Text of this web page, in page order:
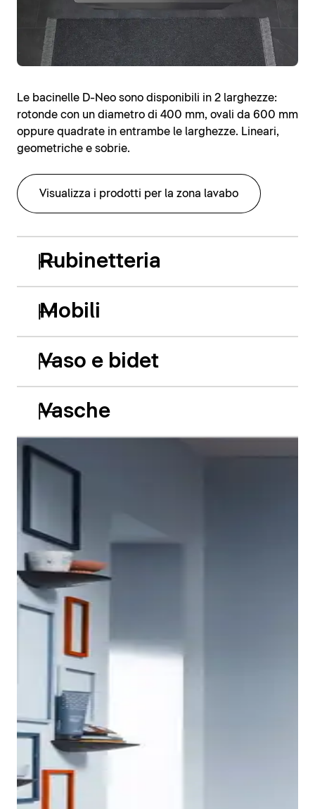
Le bacinelle D-Neo sono disponibili in 2 larghezze:
rotonde con un diametro di 400 mm, ovali da 600 mm
oppure quadrate in entrambe le larghezze. Lineari,
geometriche e sobrie.
Visualizza i prodotti per la zona lavabo
Rubinetteria
Mobili
Vaso e bidet
Vasche